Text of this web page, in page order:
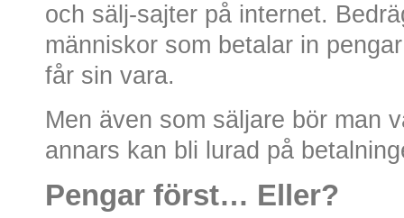
och sälj-sajter på internet.
människor som betalar in
får sin vara.
Men även som säljare bör man
annars kan bli lurad på
Pengar först… Eller?